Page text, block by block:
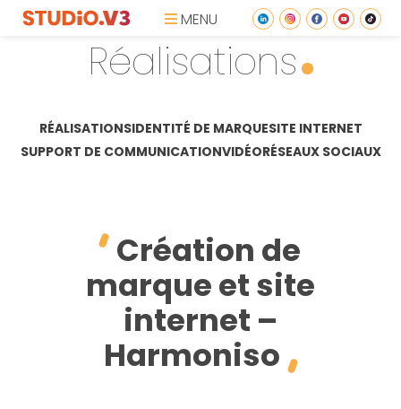
MENU
Réalisations
RÉALISATIONSIDENTITÉ DE MARQUESITE INTERNET
SUPPORT DE COMMUNICATIONVIDÉORÉSEAUX SOCIAUX
Création de
marque et site
internet –
Harmoniso